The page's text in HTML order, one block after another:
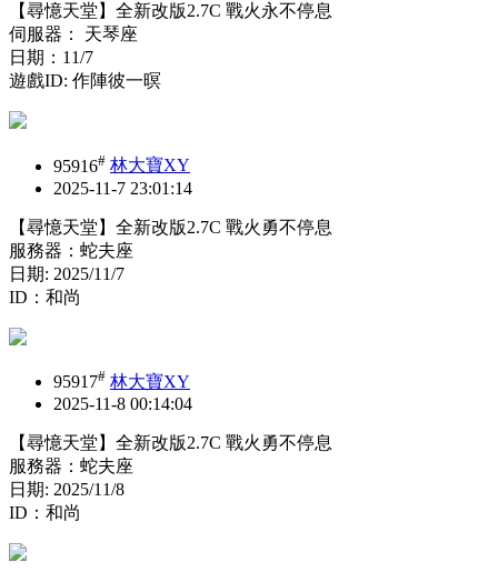
【尋憶天堂】全新改版2.7C 戰火永不停息
伺服器： 天琴座
日期：11/7
遊戲ID: 作陣彼一暝
95916# 林大寶XY
2025-11-7 23:01:14
【尋憶天堂】全新改版2.7C 戰火勇不停息
服務器：蛇夫座
日期: 2025/11/7
ID：和尚
95917# 林大寶XY
2025-11-8 00:14:04
【尋憶天堂】全新改版2.7C 戰火勇不停息
服務器：蛇夫座
日期: 2025/11/8
ID：和尚